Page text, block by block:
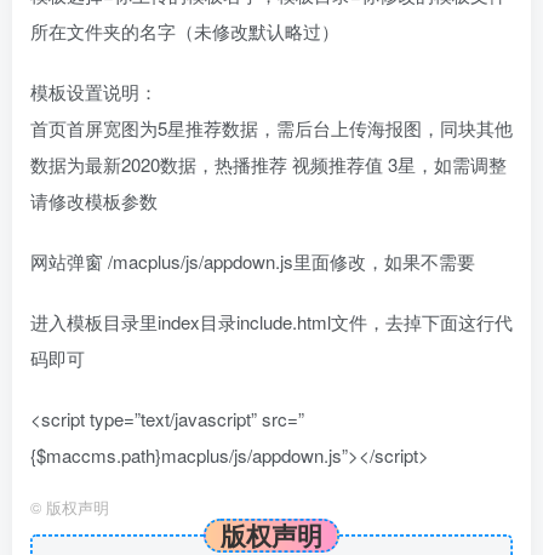
所在文件夹的名字（未修改默认略过）
模板设置说明：
首页首屏宽图为5星推荐数据，需后台上传海报图，同块其他
数据为最新2020数据，热播推荐 视频推荐值 3星，如需调整
请修改模板参数
网站弹窗 /macplus/js/appdown.js里面修改，如果不需要
进入模板目录里index目录include.html文件，去掉下面这行代
码即可
<script type=”text/javascript” src=”
{$maccms.path}macplus/js/appdown.js”></script>
© 版权声明
版权声明